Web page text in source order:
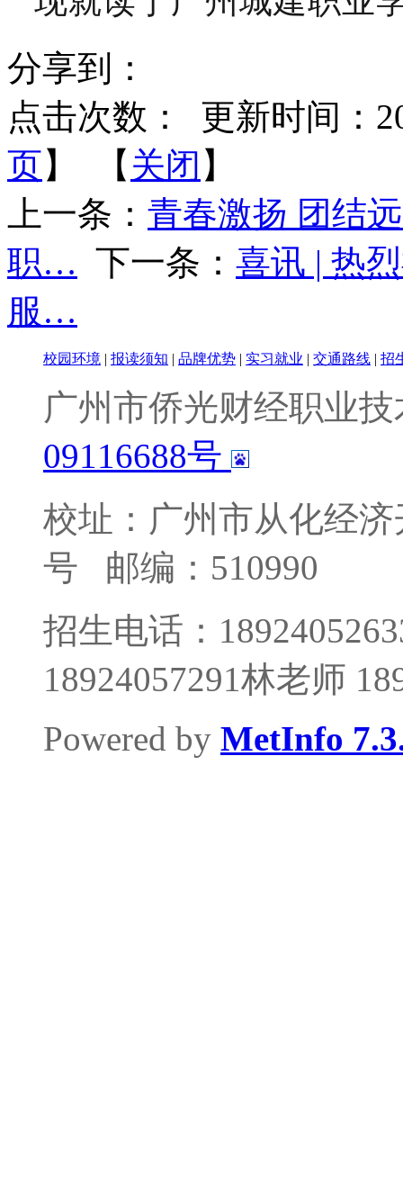
分享到：
点击次数：
更新时间：
页】 【 关闭 】
上一条： 青春激扬 团结
职… 下一条： 喜讯 | 热
服…
校园环境 | 报读须知 | 品牌优势 | 实习就业 | 交通路线 | 招
广州市侨光财经职业
09116688号
校址：广州市从化经
号
邮编：510990
招生电话：
18924057291林老师
Powered by MetInfo